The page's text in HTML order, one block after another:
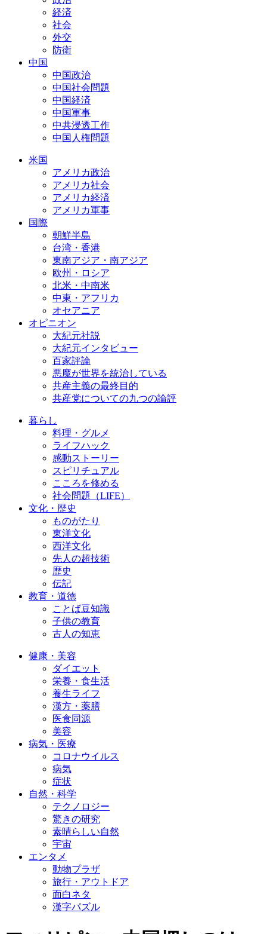
経済
社会
外交
防衛
中国
中国政治
中国社会問題
中国経済
中国軍事
中共浸透工作
中国人権問題
米国
アメリカ政治
アメリカ社会
アメリカ経済
アメリカ軍事
国際
朝鮮半島
台湾・香港
東南アジア・南アジア
欧州・ロシア
北米・中南米
中東・アフリカ
オセアニア
オピニオン
大紀元社説
大紀元インタビュー
百家評論
悪魔が世界を統治している
共産主義の最終目的
共産党についての九つの論評
暮らし
料理・グルメ
ライフハック
感動ストーリー
スピリチュアル
こころを修める
社会問題（LIFE）
文化・歴史
ものがたり
東洋文化
西洋文化
先人の超技術
歴史
伝記
教育・道徳
ことば豆知識
子供の教育
古人の知恵
健康・美容
ダイエット
栄養・食生活
養生ライフ
漢方・薬膳
医食同源
美容
病気・医療
コロナウイルス
病気
症状
自然・科学
テクノロジー
驚きの研究
素晴らしい自然
宇宙
エンタメ
動物プラザ
旅行・アウトドア
面白ネタ
漢字パズル